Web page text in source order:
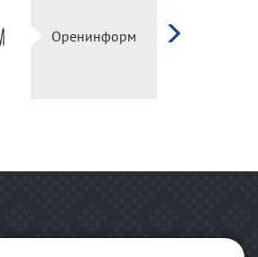
Оренинформ